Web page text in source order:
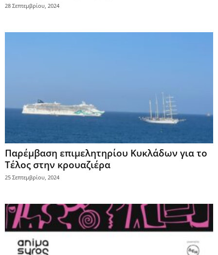
28 Σεπτεμβρίου, 2024
Παρέμβαση επιμελητηρίου Κυκλάδων για το
Τέλος στην κρουαζιέρα
25 Σεπτεμβρίου, 2024